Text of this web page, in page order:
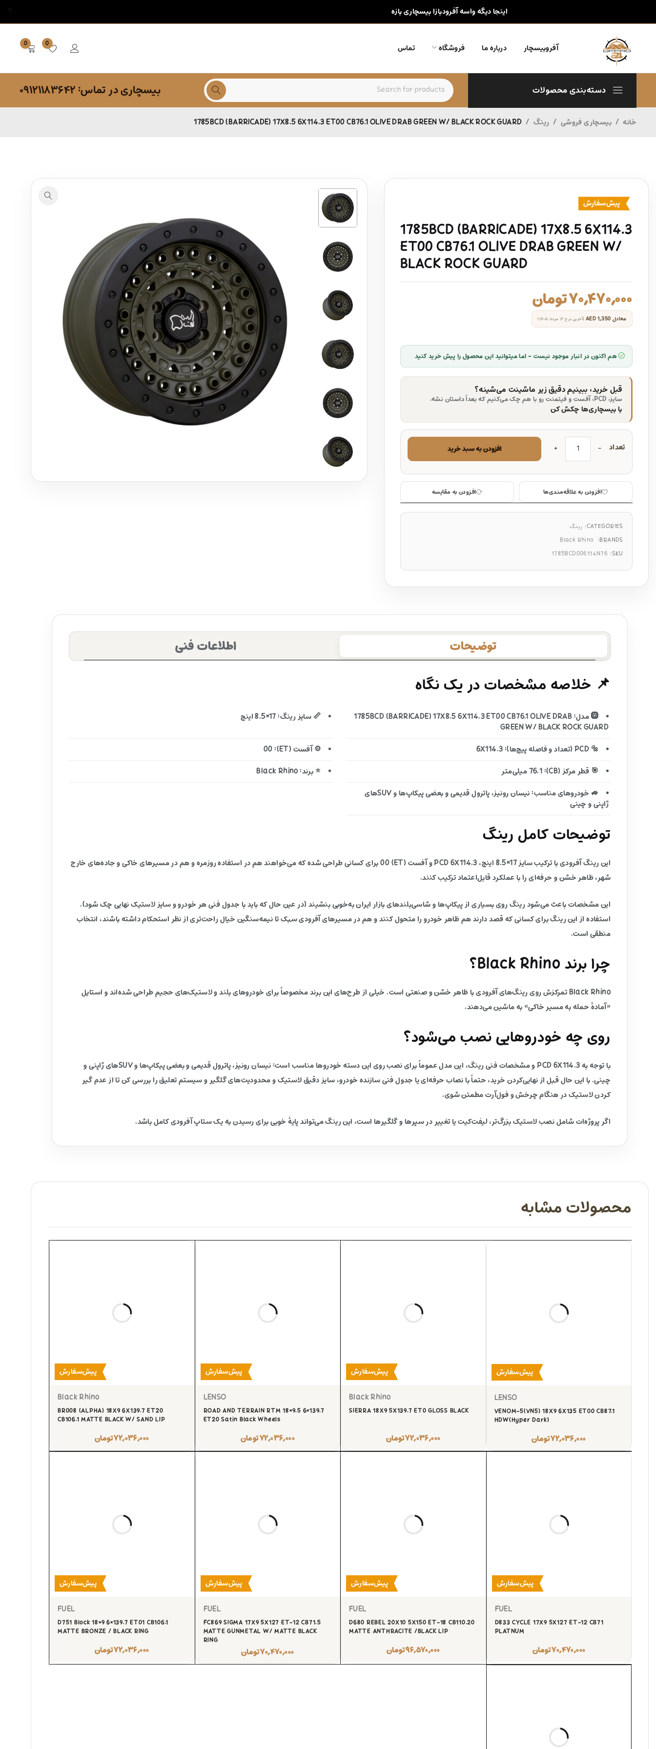
اینجا دیگه واسه آفرودبازا بیسچاری بازه
آفروبیسچار درباره ما فروشگاه تماس 0
0
دسته‌بندی محصولات بیسچاری در تماس: ۰۹۱۲۱۱۸۳۶۴۲
خانه / بیسچاری فروشی / رینگ /
1785BCD (BARRICADE) 17X8.5 6X114.3 ET00 CB76.1 OLIVE DRAB GREEN W/ BLACK ROCK GUARD
پیش‌سفارش
1785BCD (BARRICADE) 17X8.5 6X114.3
ET00 CB76.1 OLIVE DRAB GREEN W/
BLACK ROCK GUARD
۷۰,۴۷۰,۰۰۰تومان
معادل AED 1,350 (آخرین نرخ ۱۲ مرداد ۱۴۰۵)
هم اکنون در انبار موجود نیست - اما میتوانید این محصول را پیش خرید کنید
قبل خرید، ببینیم دقیق زیر ماشینت می‌شینه؟
سایز، PCD، آفست و فیتمنت رو با هم چک می‌کنیم که بعداً داستان نشه.
با بیسچاری‌ها چکش کن
تعداد افزودن به سبد خرید
افزودن به علاقه‌مندی‌ها افزودن به مقایسه
CATEGORIES: رینگ
BRANDS:
Black Rhino
SKU:
1785BCD006114N76
توضیحات اطلاعات فنی
📌 خلاصه مشخصات در یک نگاه
🛞 مدل: 1785BCD (BARRICADE) 17X8.5 6X114.3 ET00 CB76.1 OLIVE DRAB
GREEN W/ BLACK ROCK GUARD
📏 سایز رینگ: 17×8.5 اینچ
🔩 PCD (تعداد و فاصله پیچ‌ها): 6X114.3
⚙️ آفست (ET): 00
🎯 قطر مرکز (CB): 76.1 میلی‌متر
⭐ برند: Black Rhino
🚙 خودروهای مناسب: نیسان رونیز، پاترول قدیمی و بعضی پیکاپ‌ها و SUVهای
ژاپنی و چینی
توضیحات کامل رینگ
این رینگ آفرودی با ترکیب سایز 17×8.5 اینچ، PCD 6X114.3 و آفست (ET) 00 برای کسانی طراحی شده که می‌خواهند هم در استفاده روزمره و هم در مسیرهای خاکی و جاده‌های خارج
شهر، ظاهر خشن و حرفه‌ای را با عملکرد قابل‌اعتماد ترکیب کنند.
این مشخصات باعث می‌شود رینگ روی بسیاری از پیکاپ‌ها و شاسی‌بلندهای بازار ایران به‌خوبی بنشیند (در عین حال که باید با جدول فنی هر خودرو و سایز لاستیک نهایی چک شود).
استفاده از این رینگ برای کسانی که قصد دارند هم ظاهر خودرو را متحول کنند و هم در مسیرهای آفرودی سبک تا نیمه‌سنگین خیال راحت‌تری از نظر استحکام داشته باشند، انتخاب
منطقی است.
چرا برند Black Rhino؟
Black Rhino تمرکزش روی رینگ‌های آفرودی با ظاهر خشن و صنعتی است. خیلی از طرح‌های این برند مخصوصاً برای خودروهای بلند و لاستیک‌های حجیم طراحی شده‌اند و استایل
«آمادهٔ حمله به مسیر خاکی» به ماشین می‌دهند.
روی چه خودروهایی نصب می‌شود؟
با توجه به PCD 6X114.3 و مشخصات فنی رینگ، این مدل عموماً برای نصب روی این دسته خودروها مناسب است: نیسان رونیز، پاترول قدیمی و بعضی پیکاپ‌ها و SUVهای ژاپنی و
چینی. با این حال قبل از نهایی‌کردن خرید، حتماً با نصاب حرفه‌ای یا جدول فنی سازنده خودرو، سایز دقیق لاستیک و محدودیت‌های گلگیر و سیستم تعلیق را بررسی کن تا از عدم گیر
کردن لاستیک در هنگام چرخش و فول‌آرت مطمئن شوی.
اگر پروژه‌ات شامل نصب لاستیک بزرگ‌تر، لیفت‌کیت یا تغییر در سپرها و گلگیرها است، این رینگ می‌تواند پایهٔ خوبی برای رسیدن به یک ستاپ آفرودی کامل باشد.
محصولات مشابه
پیش‌سفارش
LENSO
VENOM-5(VN5) 18X9 6X135 ET00 CB87.1
HDW(Hyper Dark)
۷۲,۰۳۶,۰۰۰تومان
پیش‌سفارش
Black Rhino
SIERRA 18X9 5X139.7 ET0 GLOSS BLACK
۷۲,۰۳۶,۰۰۰تومان
پیش‌سفارش
LENSO
ROAD AND TERRAIN RTM 18×9.5 6×139.7
ET20 Satin Black Wheels
۷۲,۰۳۶,۰۰۰تومان
پیش‌سفارش
Black Rhino
BR008 (ALPHA) 18X9 6X139.7 ET20
CB106.1 MATTE BLACK W/ SAND LIP
۷۲,۰۳۶,۰۰۰تومان
پیش‌سفارش
FUEL
D833 CYCLE 17X9 5X127 ET-12 CB71
PLATNUM
۷۰,۴۷۰,۰۰۰تومان
پیش‌سفارش
FUEL
D680 REBEL 20X10 5X150 ET-18 CB110.20
MATTE ANTHRACITE /BLACK LIP
۹۶,۵۷۰,۰۰۰تومان
پیش‌سفارش
FUEL
FC869 SIGMA 17X9 5X127 ET-12 CB71.5
MATTE GUNMETAL W/ MATTE BLACK
RING
۷۰,۴۷۰,۰۰۰تومان
پیش‌سفارش
FUEL
D751 Block 18×9 6×139.7 ET01 CB106.1
MATTE BRONZE / BLACK RING
۷۲,۰۳۶,۰۰۰تومان